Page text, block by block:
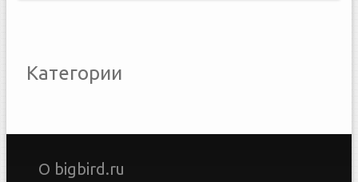
Категории
О bigbird.ru